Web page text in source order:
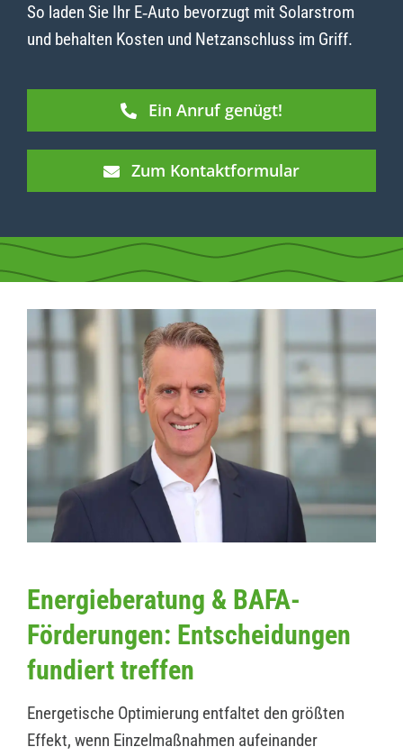
So laden Sie Ihr E‑Auto bevorzugt mit Solarstrom
und behalten Kosten und Netzanschluss im Griff.
Ein Anruf genügt!
Zum Kontaktformular
Energieberatung & BAFA-
Förderungen: Entscheidungen
fundiert treffen
Energetische Optimierung entfaltet den größten
Effekt, wenn Einzelmaßnahmen aufeinander